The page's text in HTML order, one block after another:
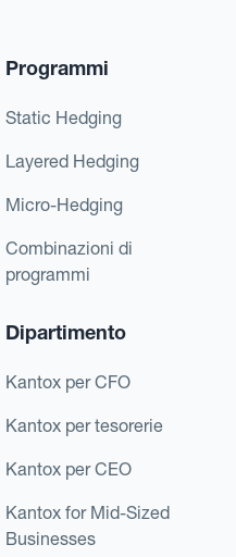
Programmi
Static Hedging
Layered Hedging
Micro-Hedging
Combinazioni di
programmi
Dipartimento
Kantox per CFO
Kantox per tesorerie
Kantox per CEO
Kantox for Mid-Sized
Businesses